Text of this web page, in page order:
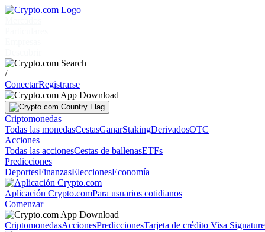
/
ConectarRegistrarse
Criptomonedas
Todas las monedasCestasGanarStakingDerivadosOTC
Acciones
Todas las accionesCestas de ballenasETFs
Predicciones
DeportesFinanzasEleccionesEconomía
Aplicación Crypto.comPara usuarios cotidianos
Comenzar
CriptomonedasAccionesPrediccionesTarjeta de crédito Visa